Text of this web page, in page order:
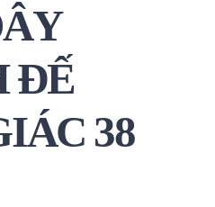
ĐẾ
38